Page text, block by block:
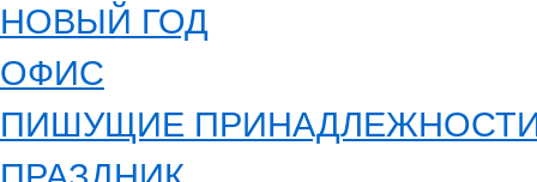
НОВЫЙ ГОД
ОФИС
ПИШУЩИЕ